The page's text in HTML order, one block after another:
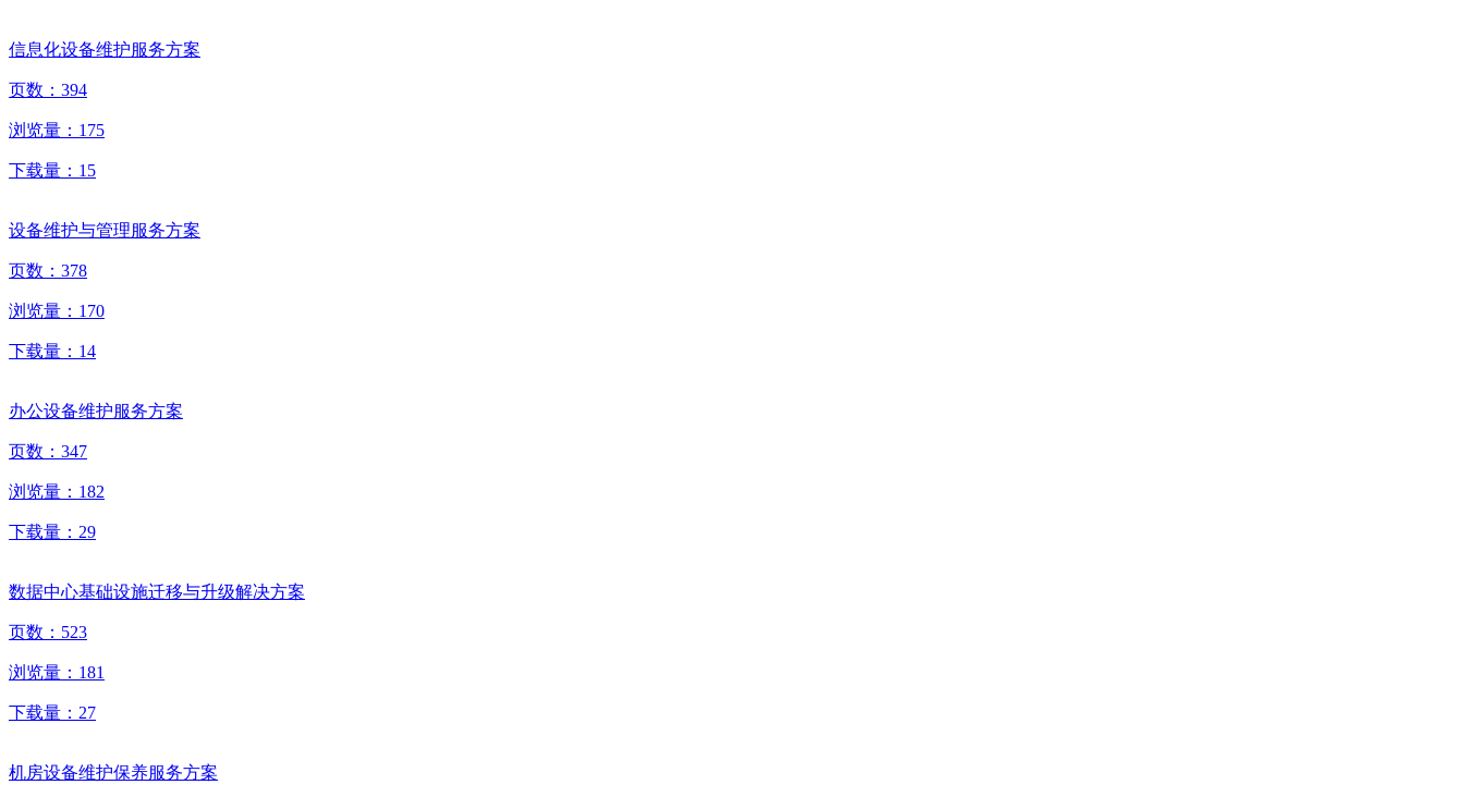
信息化设备维护服务方案
页数： 394
浏览量： 175
下载量： 15
设备维护与管理服务方案
页数： 378
浏览量： 170
下载量： 14
办公设备维护服务方案
页数： 347
浏览量： 182
下载量： 29
数据中心基础设施迁移与升级解决方案
页数： 523
浏览量： 181
下载量： 27
机房设备维护保养服务方案